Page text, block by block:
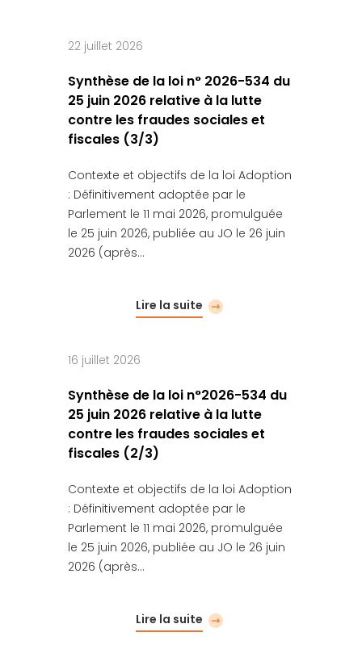
22 juillet 2026
Synthèse de la loi n° 2026-534 du
25 juin 2026 relative à la lutte
contre les fraudes sociales et
fiscales (3/3)
Contexte et objectifs de la loi Adoption
: Définitivement adoptée par le
Parlement le 11 mai 2026, promulguée
le 25 juin 2026, publiée au JO le 26 juin
2026 (après…
Lire la suite
16 juillet 2026
Synthèse de la loi n°2026-534 du
25 juin 2026 relative à la lutte
contre les fraudes sociales et
fiscales (2/3)
Contexte et objectifs de la loi Adoption
: Définitivement adoptée par le
Parlement le 11 mai 2026, promulguée
le 25 juin 2026, publiée au JO le 26 juin
2026 (après…
Lire la suite